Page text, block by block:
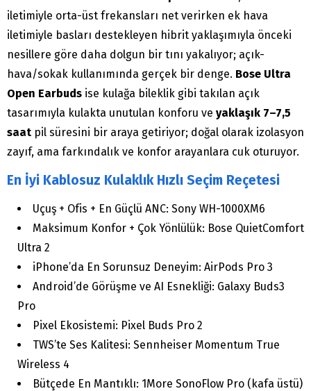
iletimiyle orta-üst frekansları net verirken ek hava
iletimiyle basları destekleyen hibrit yaklaşımıyla önceki
nesillere göre daha dolgun bir tını yakalıyor; açık-
hava/sokak kullanımında gerçek bir denge. Bose Ultra
Open Earbuds ise kulağa bileklik gibi takılan açık
tasarımıyla kulakta unutulan konforu ve yaklaşık 7–7,5
saat pil süresini bir araya getiriyor; doğal olarak izolasyon
zayıf, ama farkındalık ve konfor arayanlara cuk oturuyor.
En İyi Kablosuz Kulaklık Hızlı Seçim Reçetesi
Uçuş + Ofis + En Güçlü ANC: Sony WH-1000XM6
Maksimum Konfor + Çok Yönlülük: Bose QuietComfort
Ultra 2
iPhone’da En Sorunsuz Deneyim: AirPods Pro 3
Android’de Görüşme ve AI Esnekliği: Galaxy Buds3
Pro
Pixel Ekosistemi: Pixel Buds Pro 2
TWS’te Ses Kalitesi: Sennheiser Momentum True
Wireless 4
Bütçede En Mantıklı: 1More SonoFlow Pro (kafa üstü)